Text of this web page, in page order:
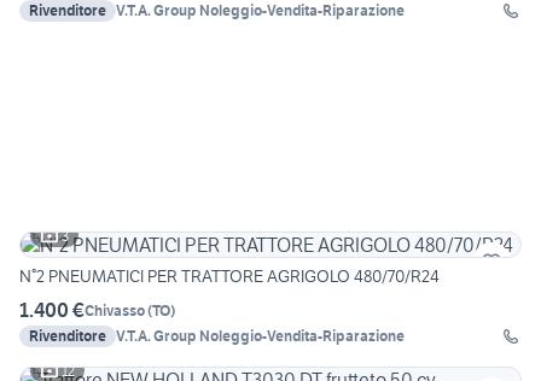
Rivenditore
V.T.A. Group Noleggio-Vendita-Riparazione
3
N°2 PNEUMATICI PER TRATTORE AGRIGOLO 480/70/R24
1.400 €Chivasso(TO)
Rivenditore
V.T.A. Group Noleggio-Vendita-Riparazione
12